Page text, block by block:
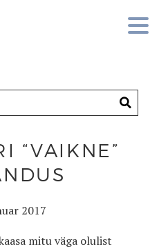
“VAIKNE”
2017
mitu väga olulist